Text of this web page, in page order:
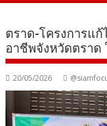
ตราด-โครงการแ
อาชีพจังหวัดตราด
20/05/2026